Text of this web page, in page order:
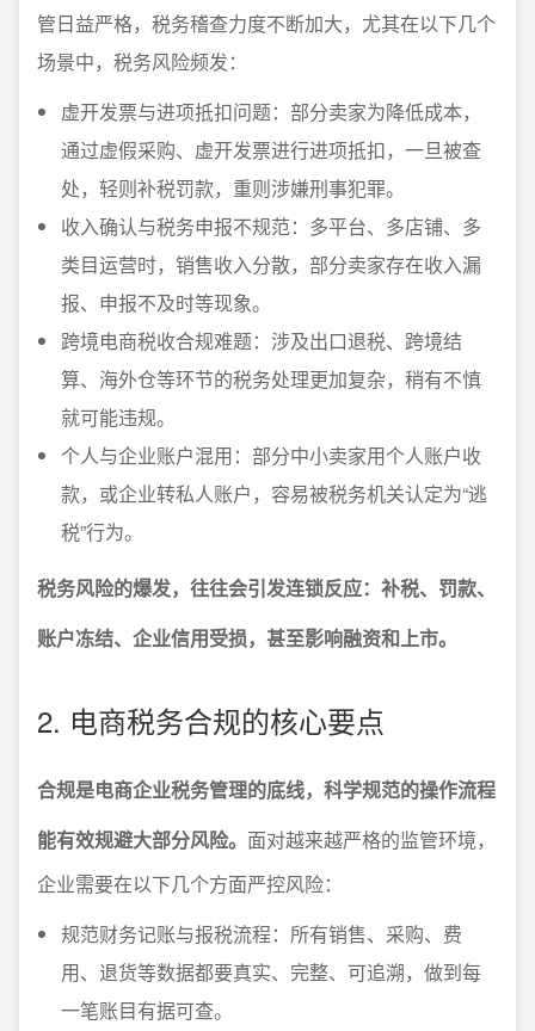
管日益严格，税务稽查力度不断加大，尤其在以下几个
场景中，税务风险频发：
虚开发票与进项抵扣问题：部分卖家为降低成本，
通过虚假采购、虚开发票进行进项抵扣，一旦被查
处，轻则补税罚款，重则涉嫌刑事犯罪。
收入确认与税务申报不规范：多平台、多店铺、多
类目运营时，销售收入分散，部分卖家存在收入漏
报、申报不及时等现象。
跨境电商税收合规难题：涉及出口退税、跨境结
算、海外仓等环节的税务处理更加复杂，稍有不慎
就可能违规。
个人与企业账户混用：部分中小卖家用个人账户收
款，或企业转私人账户，容易被税务机关认定为“逃
税”行为。
税务风险的爆发，往往会引发连锁反应：补税、罚款、
账户冻结、企业信用受损，甚至影响融资和上市。
2. 电商税务合规的核心要点
合规是电商企业税务管理的底线，科学规范的操作流程
能有效规避大部分风险。 面对越来越严格的监管环境，
企业需要在以下几个方面严控风险：
规范财务记账与报税流程：所有销售、采购、费
用、退货等数据都要真实、完整、可追溯，做到每
一笔账目有据可查。